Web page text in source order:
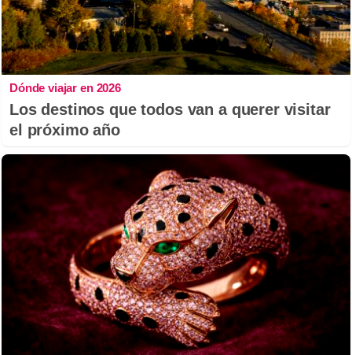
Dónde viajar en 2026
Los destinos que todos van a querer visitar
el próximo año